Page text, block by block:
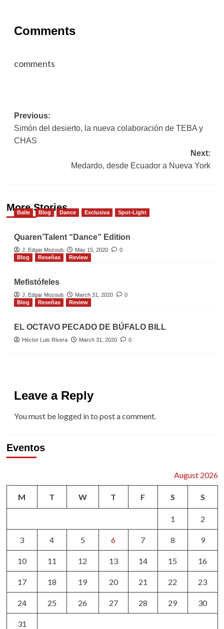
Comments
comments
Post
navigation
Previous:
Simón del desierto, la nueva colaboración de TEBA y
CHAS
Next:
Medardo, desde Ecuador a Nueva York
More Stories
Baile Blog Dance Exclusiva Spot-Light
Quaren’Talent “Dance” Edition
J. Edgar Mozoub May 15, 2020
0
Blog
Reseñas Review
Mefistófeles
J. Edgar Mozoub March 31, 2020
0
Blog
Reseñas Review
EL OCTAVO PECADO DE BÚFALO BILL
Héctor Luis Rivera March 31, 2020 0
Leave a Reply
You must be logged into post a comment.
Eventos
August 2026
M T W T F S S
1 2
3 4 5 6 7 8 9
10 11 12 13 14 15 16
17 18 19 20 21 22 23
24 25 26 27 28 29 30
31